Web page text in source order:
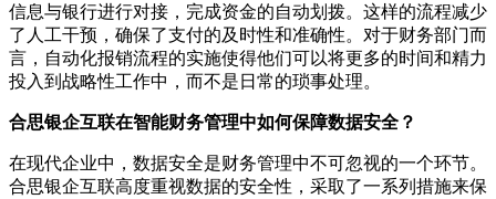
信息与银行进行对接，完成资金的自动划拨。这样的流程减少
了人工干预，确保了支付的及时性和准确性。对于财务部门而
言，自动化报销流程的实施使得他们可以将更多的时间和精力
投入到战略性工作中，而不是日常的琐事处理。
合思银企互联在智能财务管理中如何保障数据安全？
在现代企业中，数据安全是财务管理中不可忽视的一个环节。
合思银企互联高度重视数据的安全性，采取了一系列措施来保